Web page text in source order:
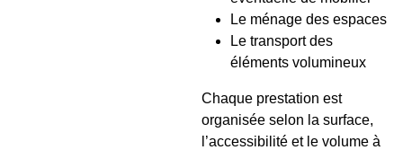
Le ménage des espaces
Le transport des
éléments volumineux
Chaque prestation est
organisée selon la surface,
l’accessibilité et le volume à